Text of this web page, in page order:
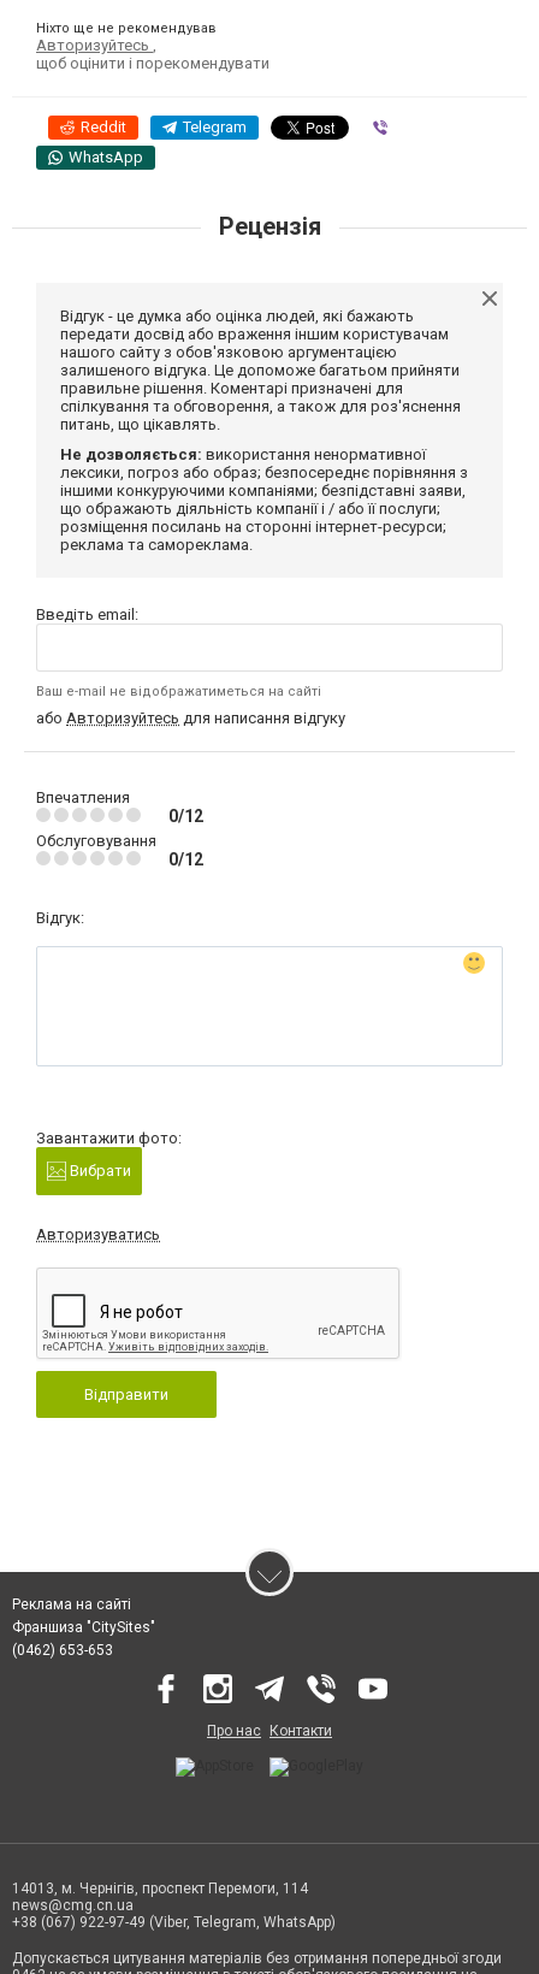
Ніхто ще не рекомендував
Авторизуйтесь
щоб оцінити і порекомендувати
Reddit Telegram
WhatsApp
Рецензія
Відгук - це думка або оцінка людей, які бажають
передати досвід або враження іншим користувачам
нашого сайту з обов'язковою аргументацією
залишеного відгука. Це допоможе багатьом прийняти
правильне рішення. Коментарі призначені для
спілкування та обговорення, а також для роз'яснення
питань, що цікавлять.
Не дозволяється: використання ненормативної
лексики, погроз або образ; безпосереднє порівняння з
іншими конкуруючими компаніями; безпідставні заяви,
що ображають діяльність компанії і / або її послуги;
розміщення посилань на сторонні інтернет-ресурси;
реклама та самореклама.
Введіть email:
Ваш e-mail не відображатиметься на сайті
або Авторизуйтесь для написання відгуку
Впечатления
0/12
Обслуговування
0/12
Відгук:
Завантажити фото:
Вибрати
Авторизуватись
Відправити
Реклама на сайті
Франшиза "CitySites"
(0462) 653-653
Про нас Контакти
14013, м. Чернігів, проспект Перемоги, 114
news@cmg.cn.ua
+38 (067) 922-97-49 (Viber, Telegram, WhatsApp)
Допускається цитування матеріалів без отримання попередньої згоди